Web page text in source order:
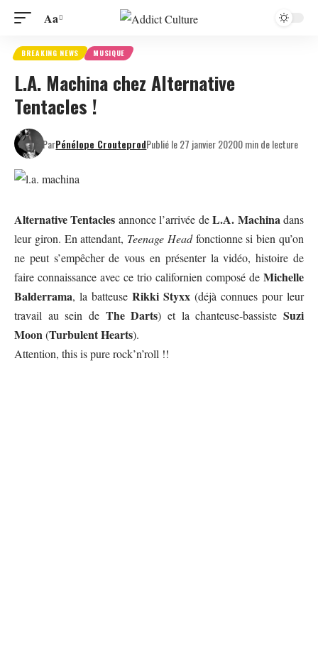
Aa
BREAKING NEWS MUSIQUE
L.A. Machina chez Alternative
Tentacles !
ParPénélope CrouteprodPublié le 27 janvier 20200 min de lecture
Alternative Tentacles annonce l’arrivée deL.A. Machina dans
leur giron. En attendant, Teenage Headfonctionne si bien qu’on
ne peut s’empêcher de vous en présenter la vidéo, histoire de
faire connaissance avec ce trio californien composé de Michelle
Balderrama, la batteuse Rikki Styxx (déjà connues pour leur
travail au sein de The Darts) et la chanteuse-bassisteSuzi
Moon(Turbulent Hearts).
Attention, this is pure rock’n’roll !!